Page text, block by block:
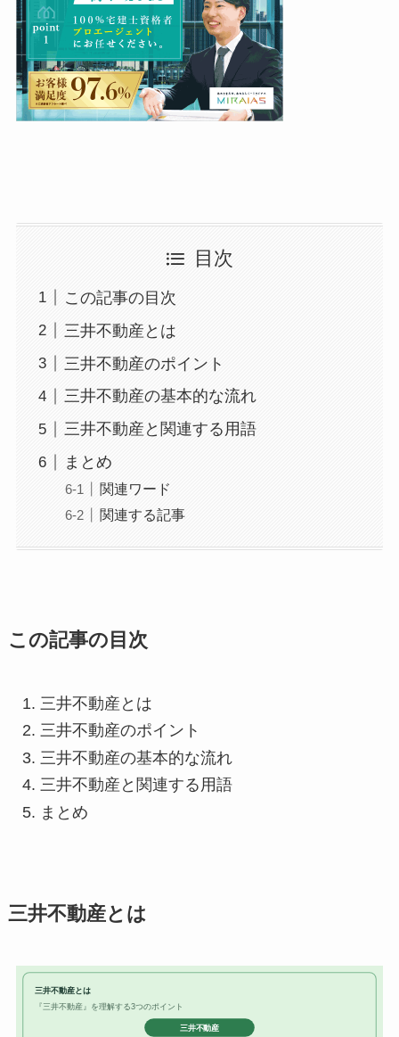
目次
この記事の目次
三井不動産とは
三井不動産のポイント
三井不動産の基本的な流れ
三井不動産と関連する用語
まとめ
関連ワード
関連する記事
この記事の目次
三井不動産とは
三井不動産のポイント
三井不動産の基本的な流れ
三井不動産と関連する用語
まとめ
三井不動産とは
三井不動産とは
『三井不動産』を理解する3つのポイント
三井不動産